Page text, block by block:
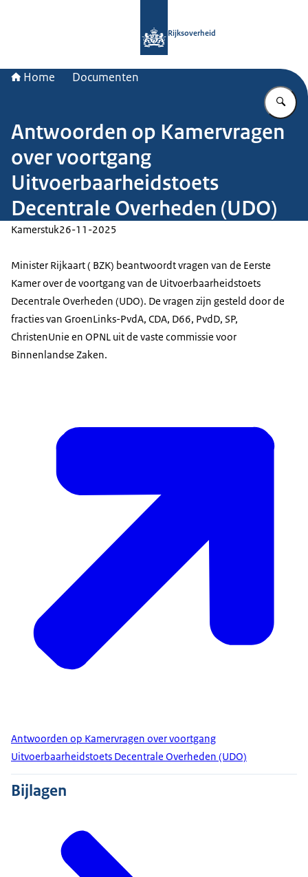
Rijksoverheid
Home Documenten
Antwoorden op Kamervragen
over voortgang
Uitvoerbaarheidstoets
Decentrale Overheden (UDO)
Kamerstuk26-11-2025
Minister Rijkaart ( BZK) beantwoordt vragen van de Eerste
Kamer over de voortgang van de Uitvoerbaarheidstoets
Decentrale Overheden (UDO). De vragen zijn gesteld door de
fracties van GroenLinks-PvdA, CDA, D66, PvdD, SP,
ChristenUnie en OPNL uit de vaste commissie voor
Binnenlandse Zaken.
Antwoorden op Kamervragen over voortgang
Uitvoerbaarheidstoets Decentrale Overheden (UDO)
Bijlagen